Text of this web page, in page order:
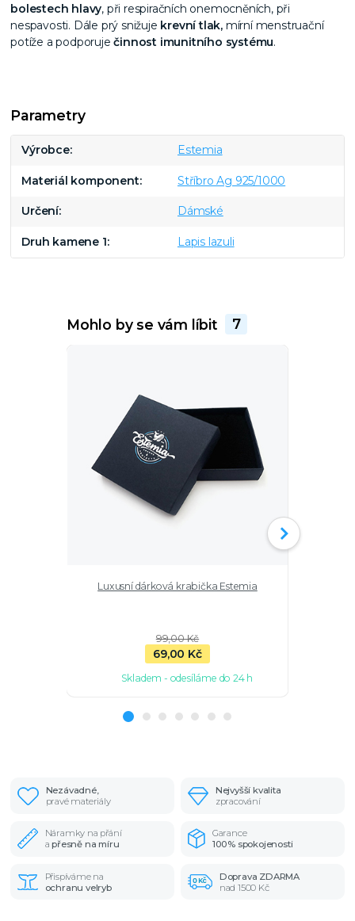
bolestech hlavy, při respiračních onemocněních, při
nespavosti. Dále prý snižuje krevní tlak, mírní menstruační
potíže a podporuječinnost imunitního systému.
Parametry
Výrobce Estemia
Materiál komponent Stříbro Ag 925/1000
Určení Dámské
Druh kamene 1 Lapis lazuli
Mohlo by se vám líbit 7
Luxusní dárková krabička Estemia
99,00 Kč
69,00 Kč
Skladem - odesíláme do 24 h
Nezávadné,
pravé materiály
Nejvyšší kvalita
zpracování
Náramky na přání
apřesně na míru
Garance
100% spokojenosti
Přispíváme na
ochranu velryb
Doprava ZDARMA
nad 1500 Kč